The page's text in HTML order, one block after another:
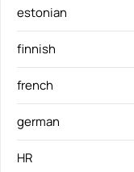
estonian
finnish
french
german
HR